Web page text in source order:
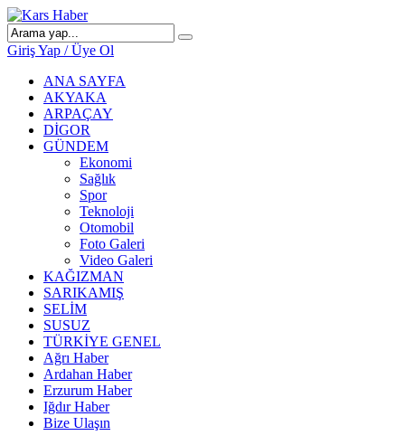
Giriş Yap / Üye Ol
ANA SAYFA
AKYAKA
ARPAÇAY
DİGOR
GÜNDEM
Ekonomi
Sağlık
Spor
Teknoloji
Otomobil
Foto Galeri
Video Galeri
KAĞIZMAN
SARIKAMIŞ
SELİM
SUSUZ
TÜRKİYE GENEL
Ağrı Haber
Ardahan Haber
Erzurum Haber
Iğdır Haber
Bize Ulaşın